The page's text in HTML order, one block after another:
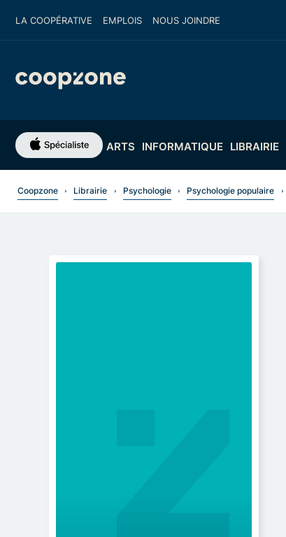
LA COOPÉRATIVE EMPLOIS NOUS JOINDRE
ARTS INFORMATIQUE LIBRAIRIE
Coopzone Librairie Psychologie Psychologie populaire